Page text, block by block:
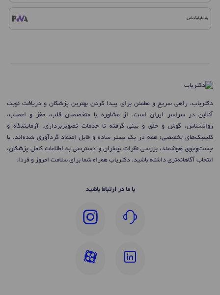
وب‌اپلیکیشن
دکتریاب، راهی سریع و مطمئن برای پیدا کردن بهترین پزشکان و دریافت نوبت
آنلاین در سراسر ایران است. از مشاوره با متخصصان قلب، مغز و اعصاب،
روانشناس، گوش و حلق و بینی گرفته تا خدمات تصویربرداری، آزمایشگاه و
کلینیک‌های تخصصی؛ همه در یک بستر ساده و قابل اعتماد گردآوری شده‌اند. با
جست‌وجوی هوشمند، بررسی نظرات بیماران و دسترسی به اطلاعات کامل پزشکان،
انتخاب آگاهانه‌تری داشته باشید. دکتریاب همراه شما برای سلامت امروز و فردا.
با ما در ارتباط باشید